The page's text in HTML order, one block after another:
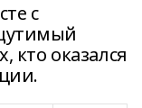
с
кто оказался